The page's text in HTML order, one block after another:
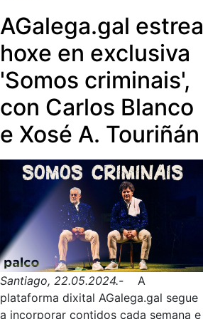
xornalista da TVG Alba Mancebo.
respectivas mencións especiais en
pasadas edicións do Prix CIRCOM.
AGalega.gal estrea
hoxe en exclusiva
'Somos criminais',
con Carlos Blanco
e Xosé A. Touriñán
Santiago, 22.05.2024.-
A
plataforma dixital AGalega.gal segue
a incorporar contidos cada semana e